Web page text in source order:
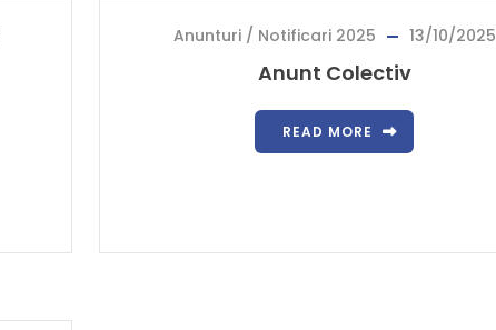
Anunturi / Notificari 2025 13/10/2025
Anunt Colectiv
READ MORE